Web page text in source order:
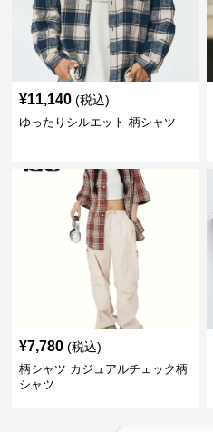
¥11,140 (税込)
ゆったりシルエット 柄シャツ
¥7,780 (税込)
柄シャツ カジュアルチェック柄
シャツ